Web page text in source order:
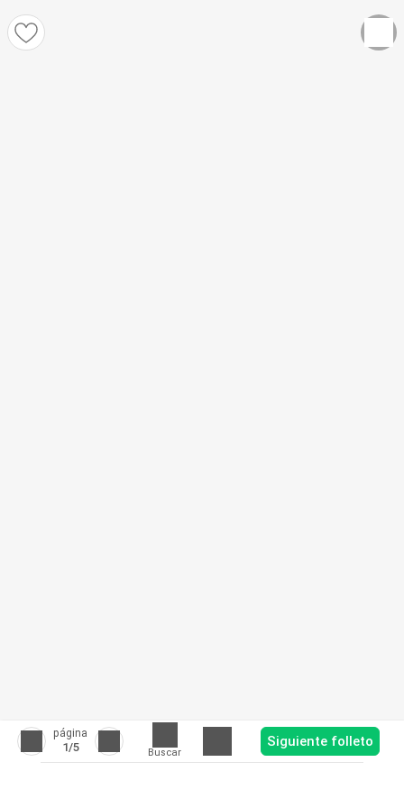
página
1/5 Buscar
Siguiente folleto